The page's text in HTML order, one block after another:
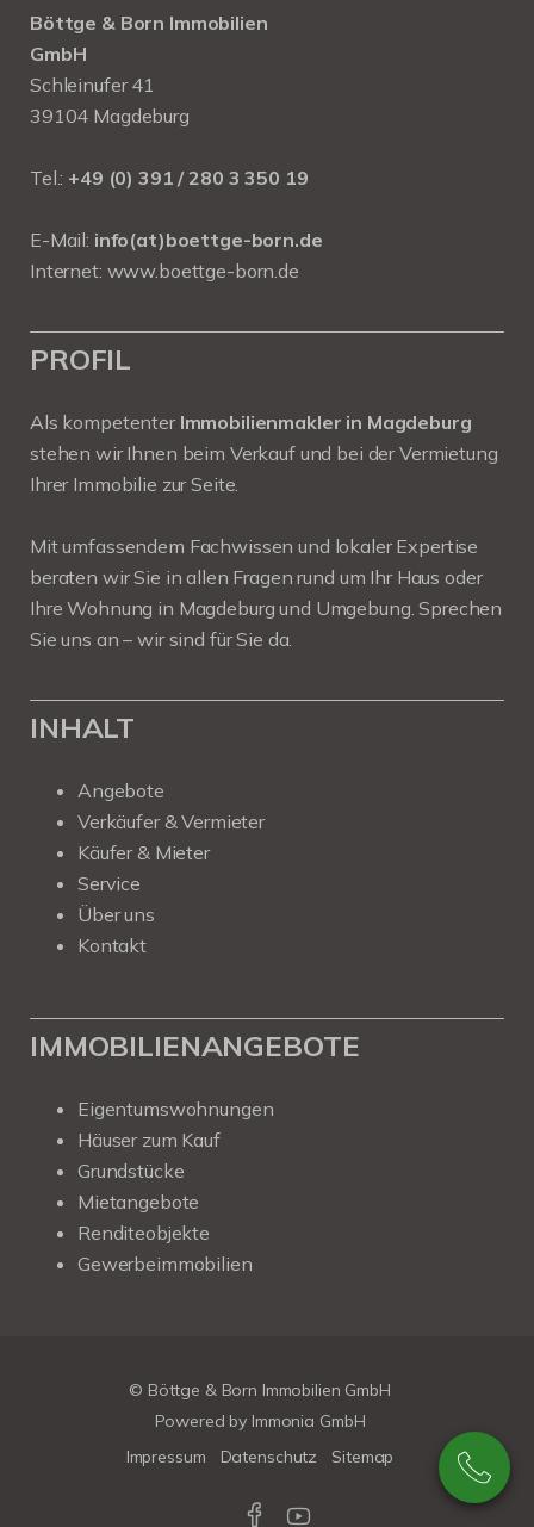
Böttge & Born Immobilien
GmbH
Schleinufer 41
39104 Magdeburg
Tel.: +49 (0) 391 / 280 3 350 19
E-Mail: info(at)boettge-born.de
Internet: www.boettge-born.de
PROFIL
Als kompetenter Immobilienmakler in Magdeburg
stehen wir Ihnen beim Verkauf und bei der Vermietung
Ihrer Immobilie zur Seite.
Mit umfassendem Fachwissen und lokaler Expertise
beraten wir Sie in allen Fragen rund um Ihr Haus oder
Ihre Wohnung in Magdeburg und Umgebung. Sprechen
Sie uns an – wir sind für Sie da.
INHALT
Angebote
Verkäufer & Vermieter
Käufer & Mieter
Service
Über uns
Kontakt
IMMOBILIENANGEBOTE
Eigentumswohnungen
Häuser zum Kauf
Grundstücke
Mietangebote
Renditeobjekte
Gewerbeimmobilien
© Böttge & Born Immobilien GmbH
Powered by Immonia GmbH
Impressum
Datenschutz Sitemap